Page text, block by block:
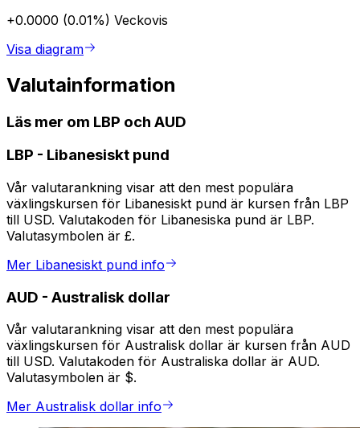
+0.0000 (0.01%) Veckovis
Visa diagram
Valutainformation
Läs mer om LBP och AUD
LBP - Libanesiskt pund
Vår valutarankning visar att den mest populära
växlingskursen för Libanesiskt pund är kursen från LBP
till USD. Valutakoden för Libanesiska pund är LBP.
Valutasymbolen är £.
Mer Libanesiskt pund info
AUD - Australisk dollar
Vår valutarankning visar att den mest populära
växlingskursen för Australisk dollar är kursen från AUD
till USD. Valutakoden för Australiska dollar är AUD.
Valutasymbolen är $.
Mer Australisk dollar info